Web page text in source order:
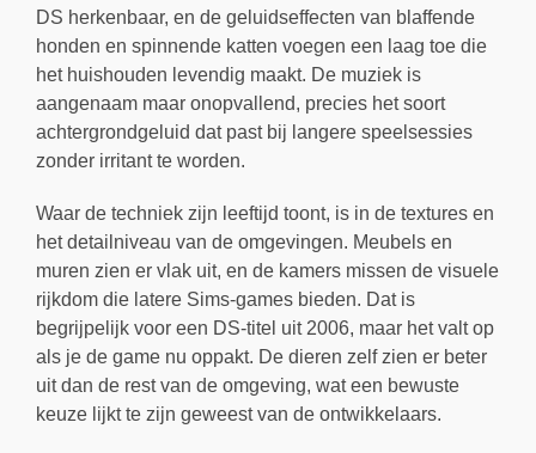
DS herkenbaar, en de geluidseffecten van blaffende
honden en spinnende katten voegen een laag toe die
het huishouden levendig maakt. De muziek is
aangenaam maar onopvallend, precies het soort
achtergrondgeluid dat past bij langere speelsessies
zonder irritant te worden.
Waar de techniek zijn leeftijd toont, is in de textures en
het detailniveau van de omgevingen. Meubels en
muren zien er vlak uit, en de kamers missen de visuele
rijkdom die latere Sims-games bieden. Dat is
begrijpelijk voor een DS-titel uit 2006, maar het valt op
als je de game nu oppakt. De dieren zelf zien er beter
uit dan de rest van de omgeving, wat een bewuste
keuze lijkt te zijn geweest van de ontwikkelaars.